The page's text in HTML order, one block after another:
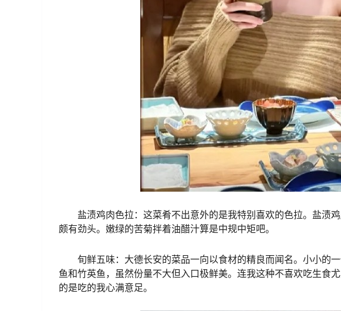
盐渍鸡肉色拉：这菜肴不出意外的是我特别喜欢的色拉。盐渍
颇有劲头。嫩绿的苦菊拌着油醋汁算是中规中矩吧。
旬鲜五味：大德长安的菜品一向以食材的精良而闻名。小小的
鱼和竹英鱼，虽然份量不大但入口极鲜美。连我这种不喜欢吃生食
的是吃的我心满意足。